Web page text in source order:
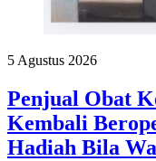
5 Agustus 2026
Penjual Obat
Kembali
Hadiah Bila